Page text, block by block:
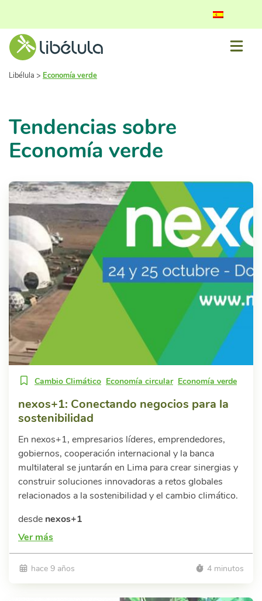
Libélula > Economía verde
Tendencias sobre
Economía verde
Cambio Climático Economía circular Economía verde
nexos+1: Conectando negocios para la
sostenibilidad
En nexos+1, empresarios líderes, emprendedores,
gobiernos, cooperación internacional y la banca
multilateral se juntarán en Lima para crear sinergias y
construir soluciones innovadoras a retos globales
relacionados a la sostenibilidad y el cambio climático.
desde nexos+1
Ver más
hace 9 años 4 minutos